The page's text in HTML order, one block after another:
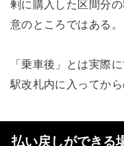
剰に購入した区間分
意のところではある。
「乗車後」とは実際
駅改札内に入ってから
払い戻しができる